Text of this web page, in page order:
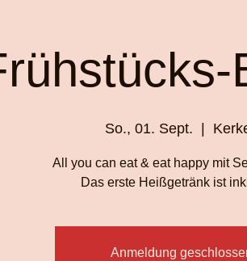
So., 01. Sept.
  |
All you can eat & eat happy mit
Das erste Heißgetränk ist
Anmeldung